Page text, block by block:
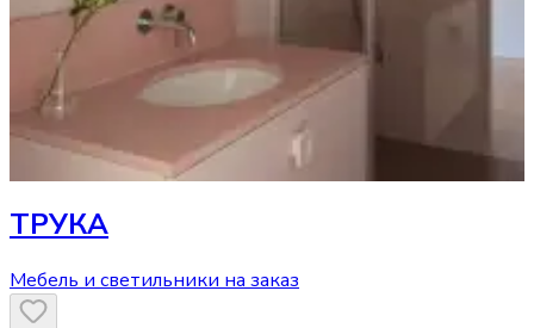
ТРУКА
Мебель и светильники на заказ